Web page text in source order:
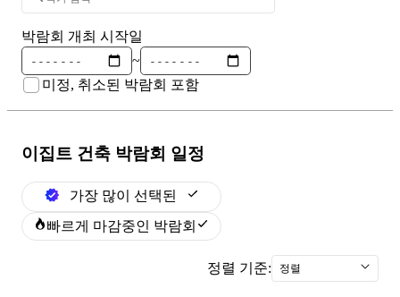
박람회 개최 시작일
~
미정, 취소된 박람회 포함
이집트 건축 박람회 일정
가장 많이 선택된
빠르게 마감중인 박람회
정렬 기준: 정렬